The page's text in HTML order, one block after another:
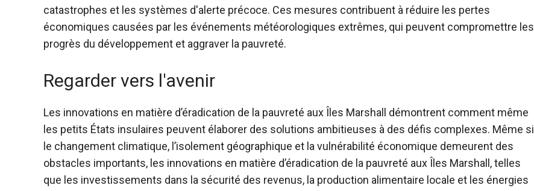
catastrophes et les systèmes d'alerte précoce. Ces mesures contribuent à réduire les pertes
économiques causées par les événements météorologiques extrêmes, qui peuvent compromettre les
progrès du développement et aggraver la pauvreté.
Regarder vers l'avenir
Les innovations en matière d’éradication de la pauvreté aux Îles Marshall démontrent comment même
les petits États insulaires peuvent élaborer des solutions ambitieuses à des défis complexes. Même si
le changement climatique, l’isolement géographique et la vulnérabilité économique demeurent des
obstacles importants, les innovations en matière d’éradication de la pauvreté aux Îles Marshall, telles
que les investissements dans la sécurité des revenus, la production alimentaire locale et les énergies